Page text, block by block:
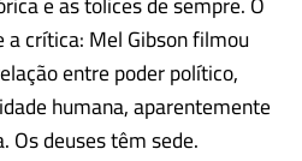
crítica: Mel Gibson filmou
entre poder político,
humana, aparentemente
deuses têm sede.